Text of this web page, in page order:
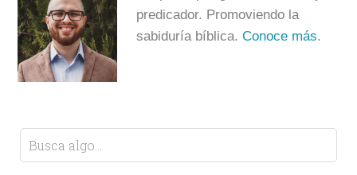
predicador. Promoviendo la
sabiduría bíblica.Conoce más.